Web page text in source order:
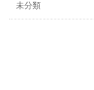
未分類